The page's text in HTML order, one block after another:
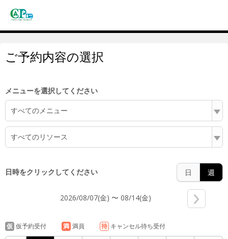
ご予約内容の選択
メニューを選択してください
すべてのメニュー
すべてのリソース
日時をクリックしてください 日 週
2026/08/07(金) 〜 08/14(金)
仮 仮予約受付 満 満員 待 キャンセル待ち受付
6:00
7:00
8:00